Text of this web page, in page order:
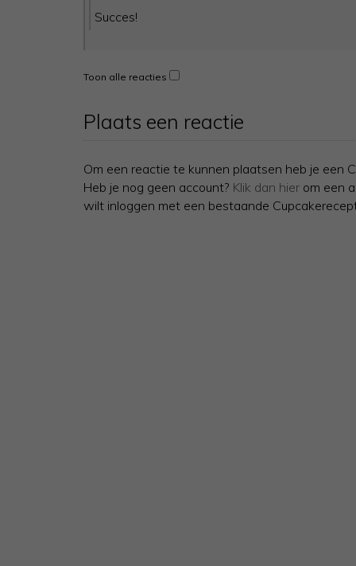
Succes!
Toon alle reacties
Plaats een reactie
Om een reactie te kunnen plaatsen heb je een
Heb je nog geen account? Klik dan hier om een
wilt inloggen met een bestaande